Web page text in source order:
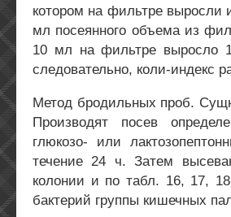
котором на фильтре выросли
мл посеянного объема из
10 мл на фильтре выросло
следовательно, коли-индекс
Метод бродильных проб.
Производят посев
глюкозо- или
течение 24 ч. Затем
колонии и по табл. 16, 17,
бактерий группы кишечных